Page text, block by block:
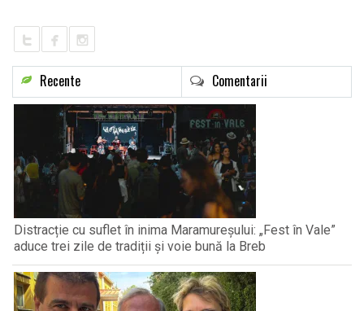
Recente Comentarii
Distracție cu suflet în inima Maramureșului: „Fest în Vale”
aduce trei zile de tradiții și voie bună la Breb